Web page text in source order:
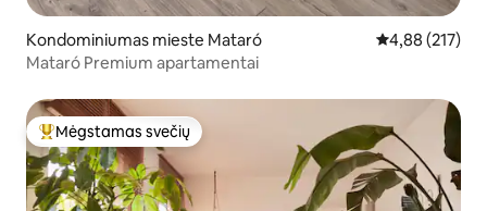
Kondominiumas mieste Mataró Vidutinis
4,88 (217)
Mataró Premium apartamentai
Svečių mėgstamiausias
Mėgstamas svečių